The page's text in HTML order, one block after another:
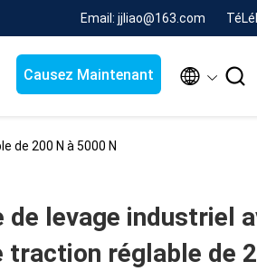
Email: jjliao@163.com
Causez Maintenant  
de 200 N à 5000 N
de levage industriel
traction réglable de